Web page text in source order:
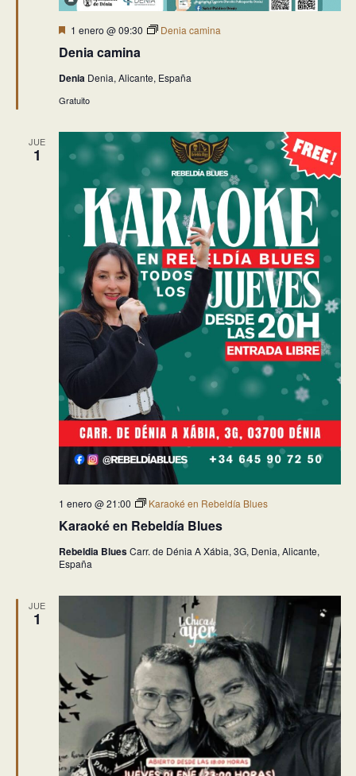
Denia camina
Destacado
1 enero @ 09:30 Denia camina
Denia Denia, Alicante, España
Gratuito
JUE
1
Karaoké en Rebeldía Blues
1 enero @ 21:00 Karaoké en Rebeldía Blues
Rebeldia BluesCarr. de Dénia A Xábia, 3G, Denia, Alicante,
España
JUE
1